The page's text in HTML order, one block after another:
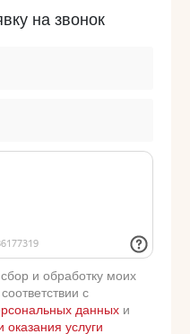
на звонок
и обработку моих
с
данных и
оказания услуги